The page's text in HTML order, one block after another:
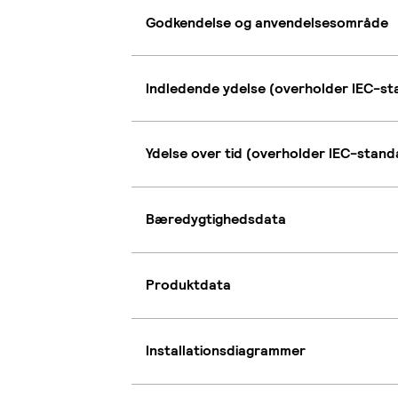
Godkendelse og anvendelsesområde
Indledende ydelse (overholder IEC-
Ydelse over tid (overholder IEC-
Bæredygtighedsdata
Produktdata
Installationsdiagrammer